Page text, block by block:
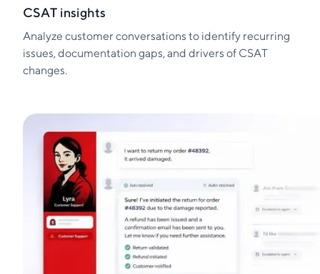
CSAT insights
Analyze customer conversations to identify recurring
issues, documentation gaps, and drivers of CSAT
changes.